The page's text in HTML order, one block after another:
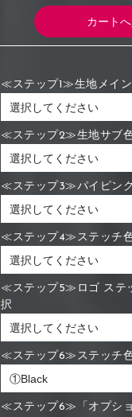
≪ステップ1≫生地メイ
≪ステップ2≫生地サブ
≪ステップ3≫パイピン
≪ステップ4≫ステッチ
≪ステップ5≫ロゴ ステ
択
≪ステップ6≫ステッチ
≪ステップ6≫「オプシ